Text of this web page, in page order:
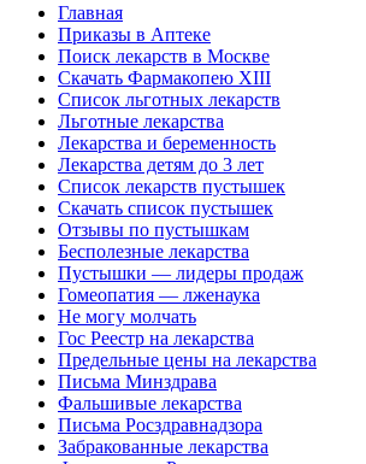
Главная
Приказы в Аптеке
Поиск лекарств в Москве
Скачать Фармакопею XIII
Список льготных лекарств
Льготные лекарства
Лекарства и беременность
Лекарства детям до 3 лет
Список лекарств пустышек
Скачать список пустышек
Отзывы по пустышкам
Бесполезные лекарства
Пустышки — лидеры продаж
Гомеопатия — лженаука
Не могу молчать
Гос Реестр на лекарства
Предельные цены на лекарства
Письма Минздрава
Фальшивые лекарства
Письма Росздравнадзора
Забракованные лекарства